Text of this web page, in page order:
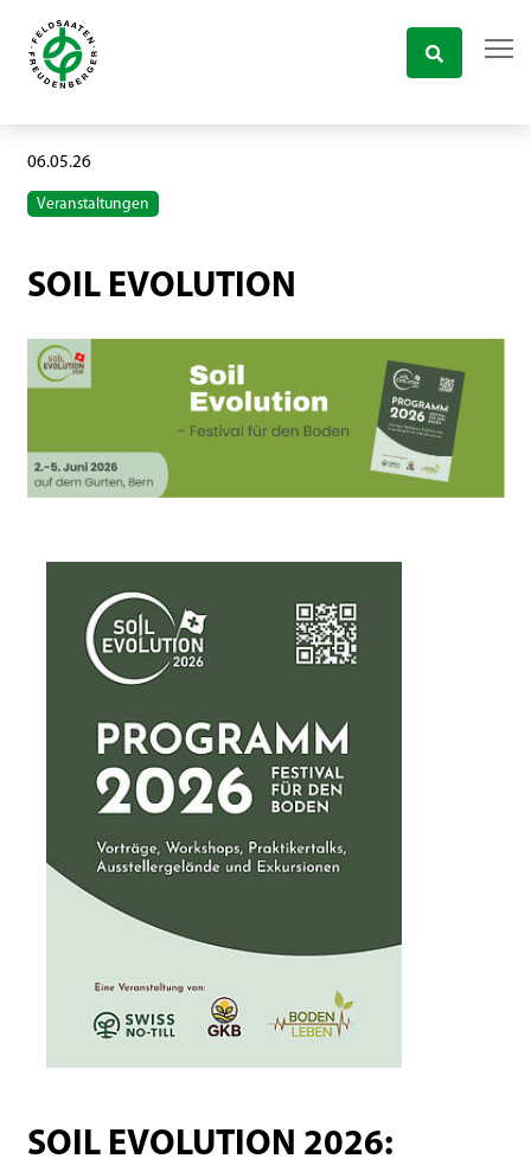
06.05.26
Veranstaltungen
SOIL EVOLUTION
SOIL EVOLUTION 2026: